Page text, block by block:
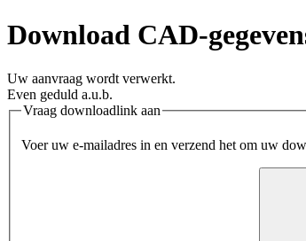
Download CAD-
Uw aanvraag wordt verwerkt.
Even geduld a.u.b.
Vraag downloadlink aan
Voer uw e-mailadres in en verzend het om uw